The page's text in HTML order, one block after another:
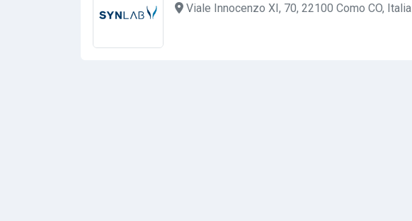
Viale Innocenzo XI, 70, 22100 Como CO, Italia